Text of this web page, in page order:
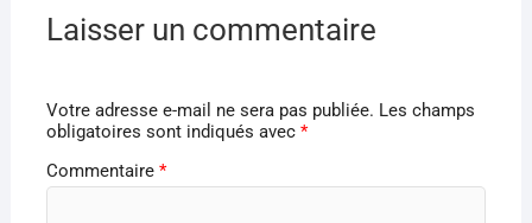
Laisser un commentaire
Votre adresse e-mail ne sera pas publiée. Les champs
obligatoires sont indiqués avec *
Commentaire *